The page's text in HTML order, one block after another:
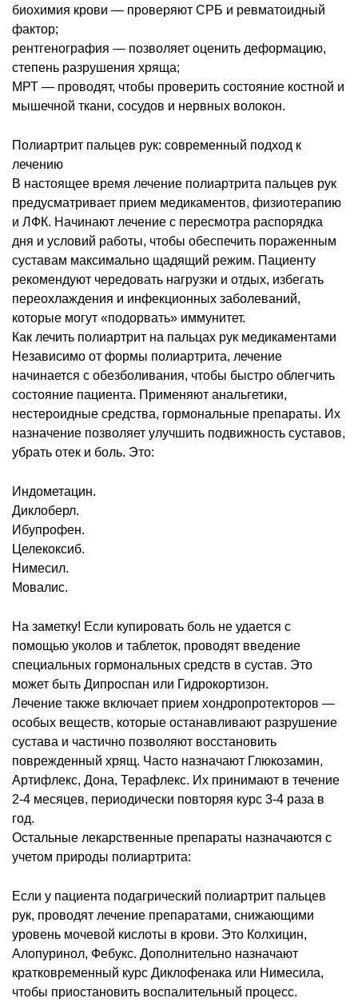
биохимия крови ― проверяют СРБ и ревматоидный
фактор;
рентгенография ― позволяет оценить деформацию,
степень разрушения хряща;
МРТ ― проводят, чтобы проверить состояние костной и
мышечной ткани, сосудов и нервных волокон.
Полиартрит пальцев рук: современный подход к
лечению
В настоящее время лечение полиартрита пальцев рук
предусматривает прием медикаментов, физиотерапию
и ЛФК. Начинают лечение с пересмотра распорядка
дня и условий работы, чтобы обеспечить пораженным
суставам максимально щадящий режим. Пациенту
рекомендуют чередовать нагрузки и отдых, избегать
переохлаждения и инфекционных заболеваний,
которые могут «подорвать» иммунитет.
Как лечить полиартрит на пальцах рук медикаментами
Независимо от формы полиартрита, лечение
начинается с обезболивания, чтобы быстро облегчить
состояние пациента. Применяют анальгетики,
нестероидные средства, гормональные препараты. Их
назначение позволяет улучшить подвижность суставов,
убрать отек и боль. Это:
Индометацин.
Диклоберл.
Ибупрофен.
Целекоксиб.
Нимесил.
Мовалис.
На заметку! Если купировать боль не удается с
помощью уколов и таблеток, проводят введение
специальных гормональных средств в сустав. Это
может быть Дипроспан или Гидрокортизон.
Лечение также включает прием хондропротекторов ―
особых веществ, которые останавливают разрушение
сустава и частично позволяют восстановить
поврежденный хрящ. Часто назначают Глюкозамин,
Артифлекс, Дона, Терафлекс. Их принимают в течение
2-4 месяцев, периодически повторяя курс 3-4 раза в
год.
Остальные лекарственные препараты назначаются с
учетом природы полиартрита:
Если у пациента подагрический полиартрит пальцев
рук, проводят лечение препаратами, снижающими
уровень мочевой кислоты в крови. Это Колхицин,
Алопуринол, Фебукс. Дополнительно назначают
кратковременный курс Диклофенака или Нимесила,
чтобы приостановить воспалительный процесс.